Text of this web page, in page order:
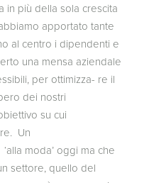
in più della sola crescita
apportato tante
al centro i dipendenti e
una mensa aziendale
per ottimizza- re il
dei nostri
su cui
Un
oggi ma che
settore, quello del